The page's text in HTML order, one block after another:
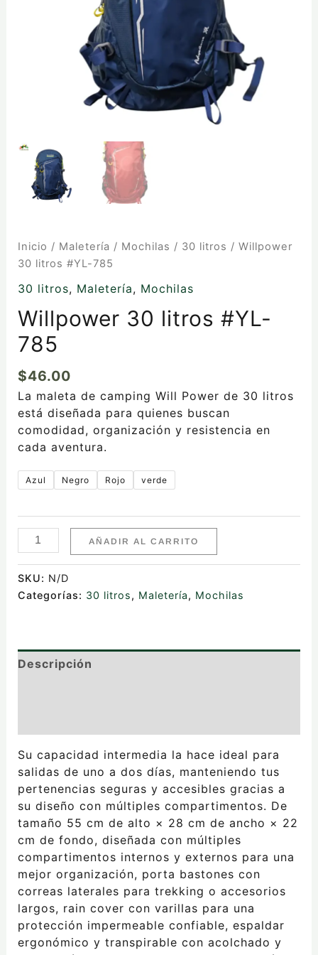
Inicio / Maletería / Mochilas / 30 litros / Willpower
30 litros #YL-785
30 litros, Maletería, Mochilas
Willpower 30 litros #YL-
785
$46.00
La maleta de camping Will Power de 30 litros
está diseñada para quienes buscan
comodidad, organización y resistencia en
cada aventura.
Azul Negro Rojo verde
AÑADIR AL CARRITO
SKU: N/D
Categorías: 30 litros, Maletería, Mochilas
Descripción
Su capacidad intermedia la hace ideal para
salidas de uno a dos días, manteniendo tus
pertenencias seguras y accesibles gracias a
su diseño con múltiples compartimentos. De
tamaño 55 cm de alto × 28 cm de ancho × 22
cm de fondo, diseñada con múltiples
compartimentos internos y externos para una
mejor organización, porta bastones con
correas laterales para trekking o accesorios
largos, rain cover con varillas para una
protección impermeable confiable, espaldar
ergonómico y transpirable con acolchado y